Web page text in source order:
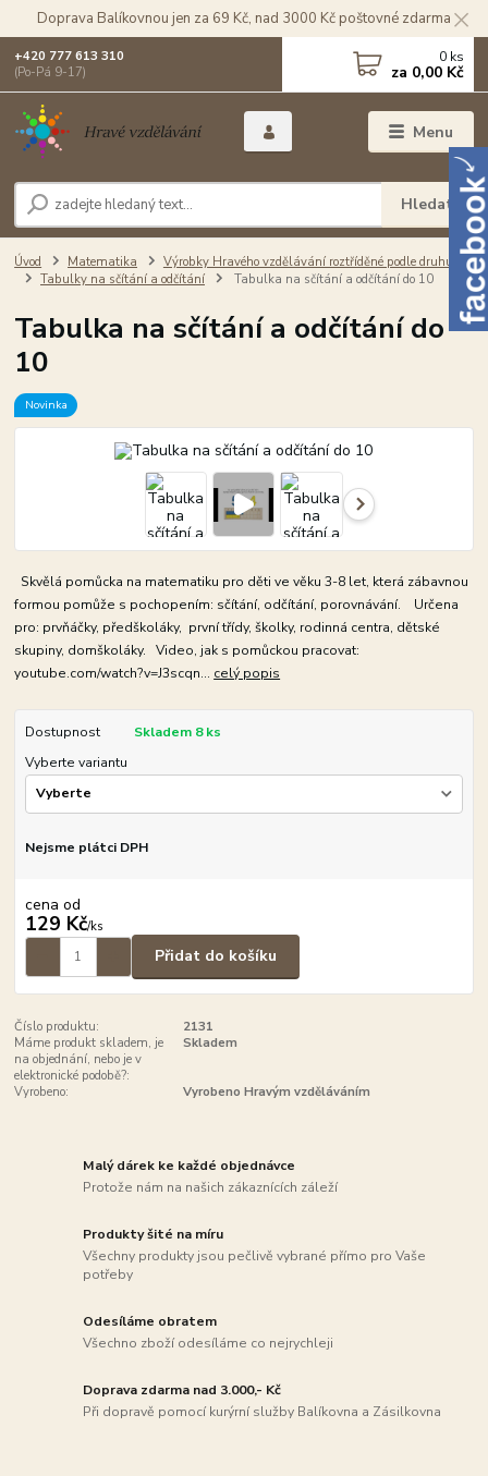
Doprava Balíkovnou jen za 69 Kč, nad 3000 Kč poštovné zdarma
Menu
Hledat
+420 777 613 310
(Po-Pá 9-17)
0 ks
za 0,00 Kč
Úvod Matematika
Výrobky Hravého vzdělávání roztříděné podle druhu
Tabulky na sčítání a odčítání
Tabulka na sčítání a odčítání do 10
Tabulka na sčítání a odčítání do
10
Novinka
Skvělá pomůcka na matematiku pro děti ve věku 3-8 let, která zábavnou
formou pomůže s pochopením: sčítání, odčítání, porovnávání. Určena
pro: prvňáčky, předškoláky, první třídy, školky, rodinná centra, dětské
skupiny, domškoláky. Video, jak s pomůckou pracovat:
youtube.com/watch?v=J3scqn... celý popis
Dostupnost
Skladem 8 ks
Vyberte variantu
Nejsme plátci DPH
cena od
129 Kč/ks
Přidat do košíku
Číslo produktu:
2131
Máme produkt skladem, je
na objednání, nebo je v
elektronické podobě?:
Skladem
Vyrobeno: Vyrobeno Hravým vzděláváním
Malý dárek ke každé objednávce
Protože nám na našich zákaznících záleží
Produkty šité na míru
Všechny produkty jsou pečlivě vybrané přímo pro Vaše
potřeby
Odesíláme obratem
Všechno zboží odesíláme co nejrychleji
Doprava zdarma nad 3.000,- Kč
Při dopravě pomocí kurýrní služby Balíkovna a Zásilkovna